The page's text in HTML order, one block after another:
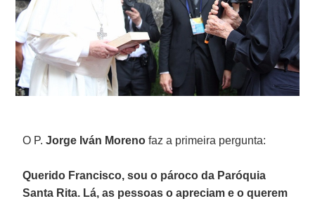
O P.Jorge Iván Moreno faz a primeira pergunta:
Querido Francisco, sou o pároco da Paróquia
Santa Rita. Lá, as pessoas o apreciam e o querem